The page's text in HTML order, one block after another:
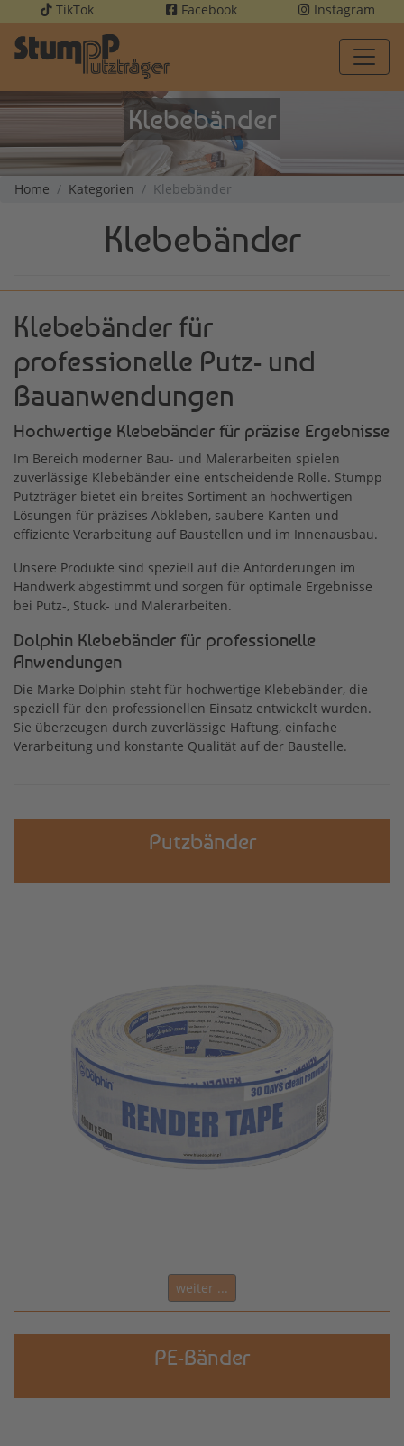
TikTok Facebook Instagram
Klebebänder
Home Kategorien Klebebänder
Klebebänder
Klebebänder für
professionelle Putz- und
Bauanwendungen
Hochwertige Klebebänder für präzise Ergebnisse
Im Bereich moderner Bau- und Malerarbeiten spielen
zuverlässige Klebebänder eine entscheidende Rolle. Stumpp
Putzträger bietet ein breites Sortiment an hochwertigen
Lösungen für präzises Abkleben, saubere Kanten und
effiziente Verarbeitung auf Baustellen und im Innenausbau.
Unsere Produkte sind speziell auf die Anforderungen im
Handwerk abgestimmt und sorgen für optimale Ergebnisse
bei Putz-, Stuck- und Malerarbeiten.
Dolphin Klebebänder für professionelle
Anwendungen
Die Marke Dolphin steht für hochwertige Klebebänder, die
speziell für den professionellen Einsatz entwickelt wurden.
Sie überzeugen durch zuverlässige Haftung, einfache
Verarbeitung und konstante Qualität auf der Baustelle.
Putzbänder
weiter ...
PE-Bänder